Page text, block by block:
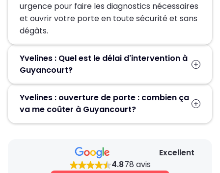
urgence pour faire les diagnostics nécessaires
et ouvrir votre porte en toute sécurité et sans
dégâts.
Yvelines : Quel est le délai d'intervention à
Guyancourt?
technicien sera chez-vous en 30 min pour
vous dépanner.
Yvelines : ouverture de porte : combien ça
va me coûter à Guyancourt?
devis détaillé et gratuit vous sera proposé sur
place après avoir estimé la charge du travail
Excellent
4.878 avis